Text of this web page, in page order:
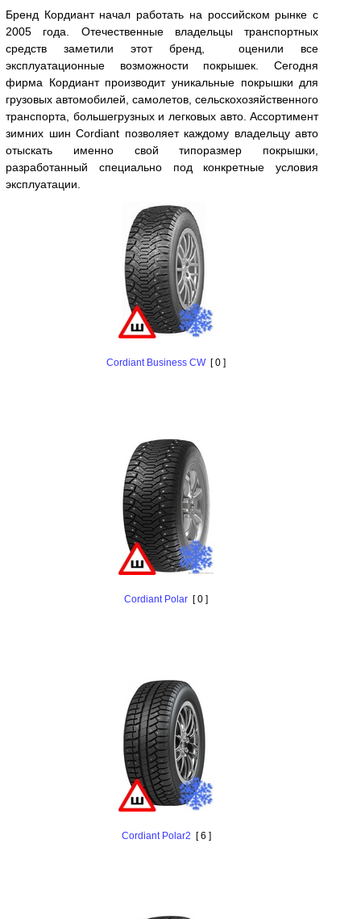
Бренд Кордиант начал работать на российском рынке с
2005 года. Отечественные владельцы транспортных
средств заметили этот бренд, оценили все
эксплуатационные возможности покрышек. Сегодня
фирма Кордиант производит уникальные покрышки для
грузовых автомобилей, самолетов, сельскохозяйственного
транспорта, большегрузных и легковых авто. Ассортимент
зимних шин Cordiant позволяет каждому владельцу авто
отыскать именно свой типоразмер покрышки,
разработанный специально под конкретные условия
эксплуатации.
Cordiant Business CW[ 0 ]
Cordiant Polar [ 0 ]
Cordiant Polar2 [ 6 ]